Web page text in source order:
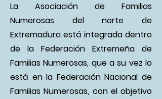
La Asociación de Familias
Numerosas del norte de
Extremadura está integrada dentro
de la Federación Extremeña de
Familias Numerosas, que a su vez lo
está en la Federación Nacional de
Familias Numerosas, con el objetivo